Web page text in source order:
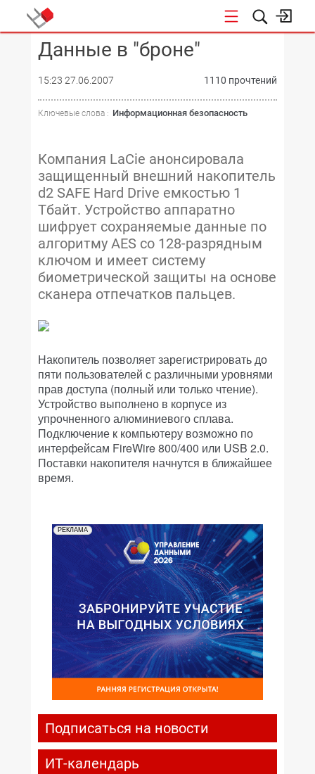
КОНФЕРЕНЦИИ
Данные в "броне"
15:23 27.06.2007 1110 прочтений
Ключевые слова : Информационная безопасность
Компания LaCie анонсировала
защищенный внешний накопитель
d2 SAFE Hard Drive емкостью 1
Тбайт. Устройство аппаратно
шифрует сохраняемые данные по
алгоритму AES со 128-разрядным
ключом и имеет систему
биометрической защиты на основе
сканера отпечатков пальцев.
Накопитель позволяет зарегистрировать до
пяти пользователей с различными уровнями
прав доступа (полный или только чтение).
Устройство выполнено в корпусе из
упрочненного алюминиевого сплава.
Подключение к компьютеру возможно по
интерфейсам FireWire 800/400 или USB 2.0.
Поставки накопителя начнутся в ближайшее
время.
РЕКЛАМА
Подписаться на новости
ИТ-календарь